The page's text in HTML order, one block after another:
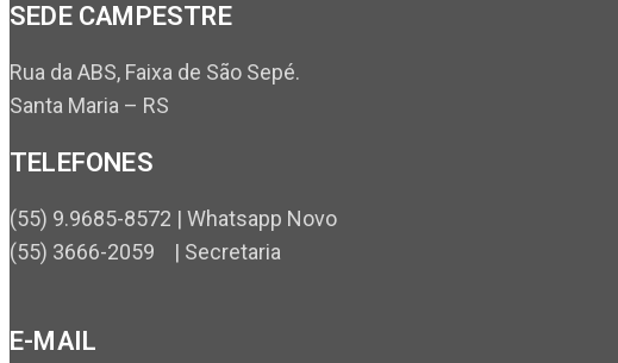
SEDE CAMPESTRE
Rua da ABS, Faixa de São Sepé.
Santa Maria – RS
TELEFONES
(55) 9.9685-8572 | Whatsapp Novo
(55) 3666-2059 | Secretaria
E-MAIL